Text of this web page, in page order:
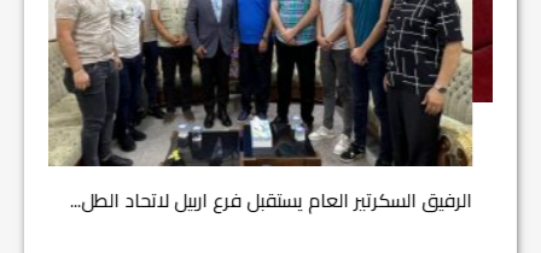
الرفيق السكرتير العام يستقبل فرع اربيل لاتحاد الطل...